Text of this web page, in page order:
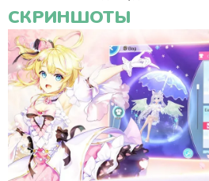
СКРИНШОТЫ